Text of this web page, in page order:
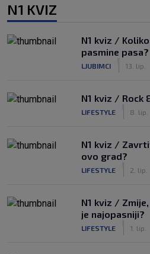
N1 KVIZ
N1 kviz /
pasmine pasa?
LJUBIMCI 13. lip.
N1 kviz / Rock
LIFESTYLE 8. lip.
N1 kviz /
ovo grad?
LIFESTYLE 2. lip.
N1 kviz /
je najopasniji?
LIFESTYLE 1. lip.